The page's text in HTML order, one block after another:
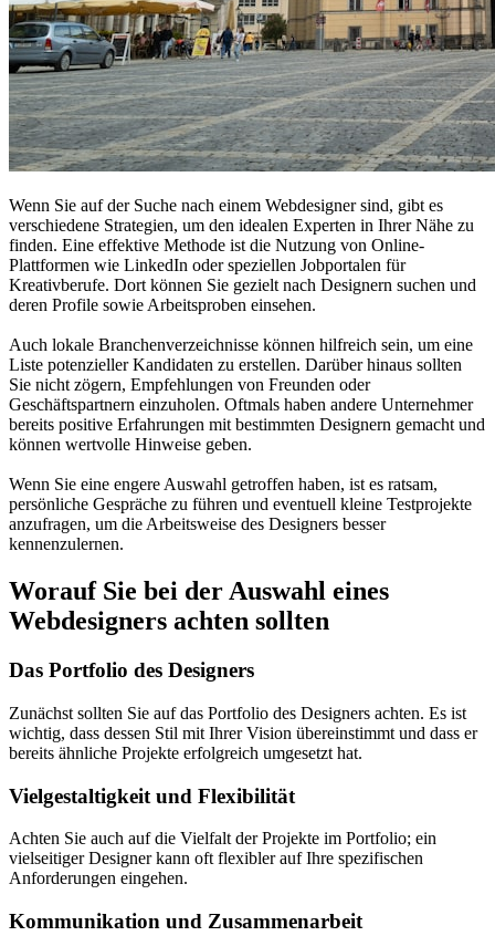
Wenn Sie auf der Suche nach einem Webdesigner sind, gibt es
verschiedene Strategien, um den idealen Experten in Ihrer Nähe zu
finden. Eine effektive Methode ist die Nutzung von Online-
Plattformen wie LinkedIn oder speziellen Jobportalen für
Kreativberufe. Dort können Sie gezielt nach Designern suchen und
deren Profile sowie Arbeitsproben einsehen.
Auch lokale Branchenverzeichnisse können hilfreich sein, um eine
Liste potenzieller Kandidaten zu erstellen. Darüber hinaus sollten
Sie nicht zögern, Empfehlungen von Freunden oder
Geschäftspartnern einzuholen. Oftmals haben andere Unternehmer
bereits positive Erfahrungen mit bestimmten Designern gemacht und
können wertvolle Hinweise geben.
Wenn Sie eine engere Auswahl getroffen haben, ist es ratsam,
persönliche Gespräche zu führen und eventuell kleine Testprojekte
anzufragen, um die Arbeitsweise des Designers besser
kennenzulernen.
Worauf Sie bei der Auswahl eines
Webdesigners achten sollten
Das Portfolio des Designers
Zunächst sollten Sie auf das Portfolio des Designers achten. Es ist
wichtig, dass dessen Stil mit Ihrer Vision übereinstimmt und dass er
bereits ähnliche Projekte erfolgreich umgesetzt hat.
Vielgestaltigkeit und Flexibilität
Achten Sie auch auf die Vielfalt der Projekte im Portfolio; ein
vielseitiger Designer kann oft flexibler auf Ihre spezifischen
Anforderungen eingehen.
Kommunikation und Zusammenarbeit